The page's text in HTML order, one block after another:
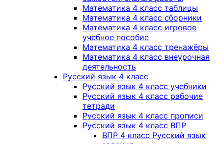
Математика 4 класс таблицы
Математика 4 класс сборники
Математика 4 класс игровое
учебное пособие
Математика 4 класс тренажёры
Математика 4 класс внеурочная
деятельность
Русский язык 4 класс
Русский язык 4 класс учебники
Русский язык 4 класс рабочие
тетради
Русский язык 4 класс прописи
Русский язык 4 класс ВПР
ВПР 4 класс Русский язык